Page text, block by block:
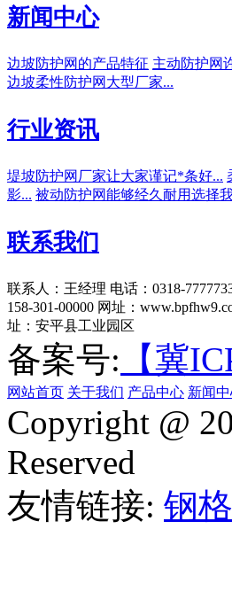
新闻中心
边坡防护网的产品特征 主动防护网
边坡柔性防护网大型厂家...
行业资讯
堤坡防护网厂家让大家谨记*条好...
影... 被动防护网能够经久耐用选择
联系我们
联系人：王经理 电话：0318-
158-301-00000 网址：
址：安平县工业园区
备案号: 【冀
网站首页 关于我们 产品中心 新闻
Copyright @
Reserved
友情链接: 钢